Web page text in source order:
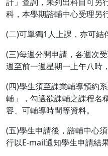
科，本學期諮輔中心受理另
(二)可單獨1人上課，亦可結
(三)每週分開申請，各週次
週至前一週星期一上午八時
(四)學生須至課業輔導預約
輔」，勾選欲課輔之課程名
容、可輔導時間等資料。
(五)學生申請後，諮輔中心
行以E-mail通知學生申請結